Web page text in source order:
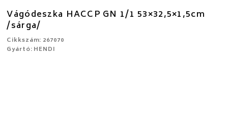
Vágódeszka HACCP GN 1/1 53×32,5×1,5cm
/sárga/
Cikkszám: 267070
Gyártó: HENDI